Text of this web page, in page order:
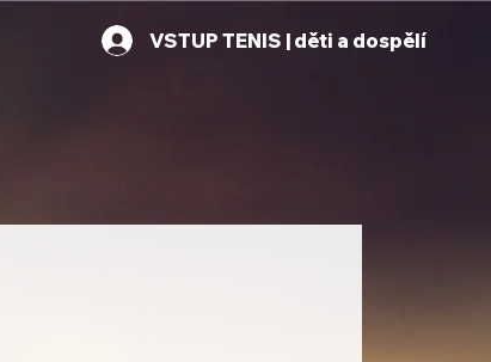
VSTUP TENIS | děti a dospělí